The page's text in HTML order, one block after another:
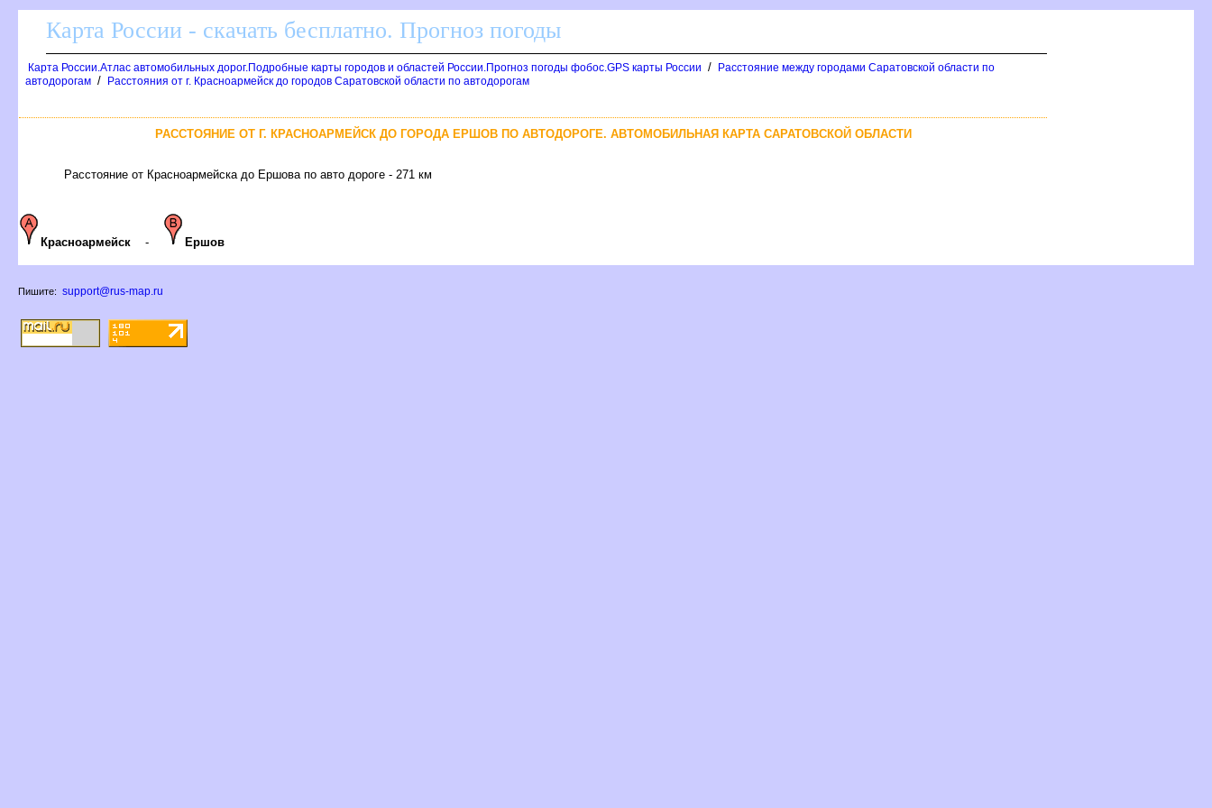
Карта России - скачать бесплатно. Прогноз погоды
Карта России.Атлас автомобильных дорог.Подробные карты городов и областей России.Прогноз погоды фобос.GPS карты России /
Расстояние между городами Саратовской области по
автодорогам / Расстояния от г. Красноармейск до городов Саратовской области по автодорогам
РАССТОЯНИЕ ОТ Г. КРАСНОАРМЕЙСК ДО ГОРОДА ЕРШОВ ПО АВТОДОРОГЕ. АВТОМОБИЛЬНАЯ КАРТА САРАТОВСКОЙ ОБЛАСТИ
Расстояние от Красноармейска до Ершова по авто дороге - 271 км
Красноармейск - Ершов
Пишите: support@rus-map.ru